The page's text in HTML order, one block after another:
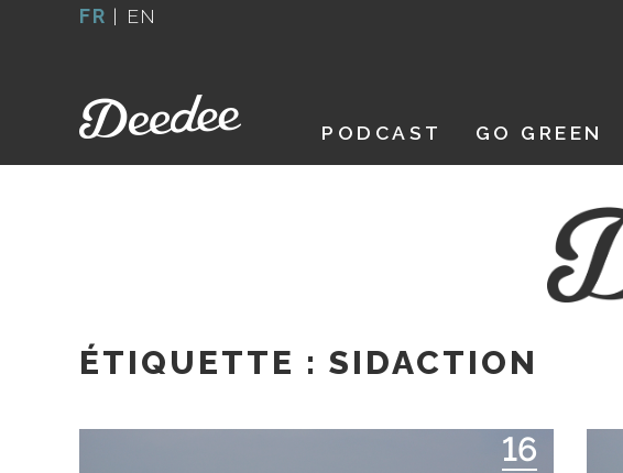
FR | EN
PODCAST GO GREEN
ÉTIQUETTE : SIDACTION
16